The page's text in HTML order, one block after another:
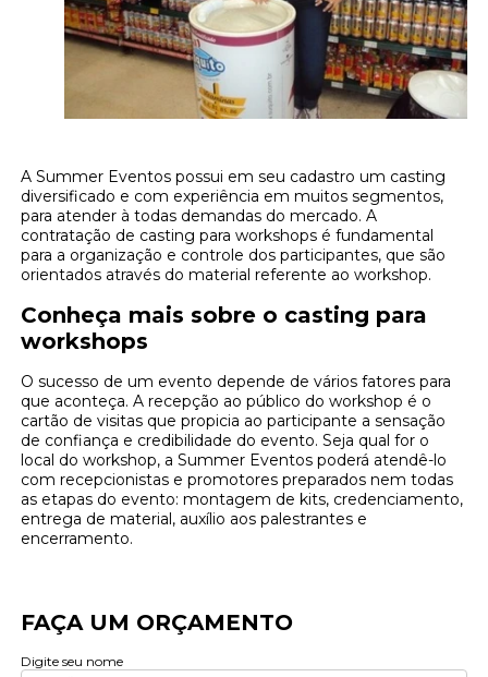
A Summer Eventos possui em seu cadastro um casting
diversificado e com experiência em muitos segmentos,
para atender à todas demandas do mercado. A
contratação de casting para workshops é fundamental
para a organização e controle dos participantes, que são
orientados através do material referente ao workshop.
Conheça mais sobre o casting para
workshops
O sucesso de um evento depende de vários fatores para
que aconteça. A recepção ao público do workshop é o
cartão de visitas que propicia ao participante a sensação
de confiança e credibilidade do evento. Seja qual for o
local do workshop, a Summer Eventos poderá atendê-lo
com recepcionistas e promotores preparados nem todas
as etapas do evento: montagem de kits, credenciamento,
entrega de material, auxílio aos palestrantes e
encerramento.
FAÇA UM ORÇAMENTO
Digite seu nome